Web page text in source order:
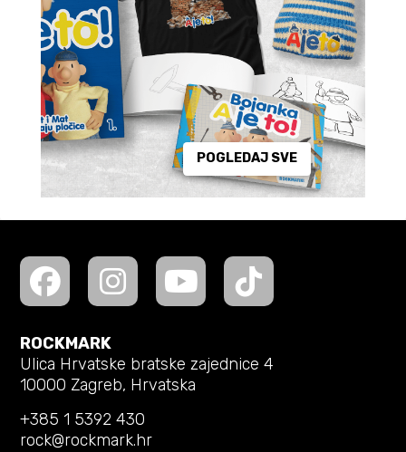
POGLEDAJ SVE
ROCKMARK
Ulica Hrvatske bratske zajednice 4
10000 Zagreb, Hrvatska
+385 1 5392 430
rock@rockmark.hr